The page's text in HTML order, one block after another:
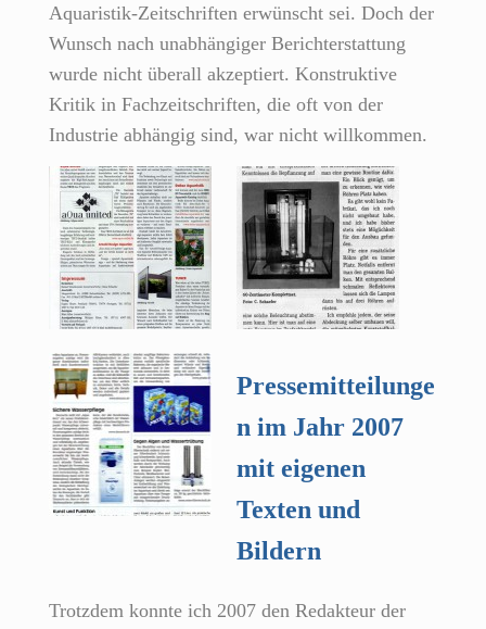
Aquaristik-Zeitschriften erwünscht sei. Doch der
Wunsch nach unabhängiger Berichterstattung
wurde nicht überall akzeptiert. Konstruktive
Kritik in Fachzeitschriften, die oft von der
Industrie abhängig sind, war nicht willkommen.
Pressemitteilunge
n im Jahr 2007
mit eigenen
Texten und
Bildern
Trotzdem konnte ich 2007 den Redakteur der